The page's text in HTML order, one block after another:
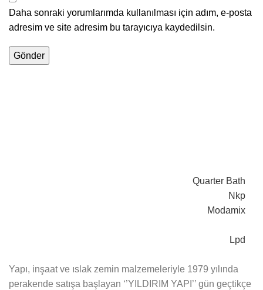
Daha sonraki yorumlarımda kullanılması için adım, e-posta
adresim ve site adresim bu tarayıcıya kaydedilsin.
Quarter Bath
Nkp
Modamix
Lpd
Yapı, inşaat ve ıslak zemin malzemeleriyle 1979 yılında
perakende satışa başlayan ‘’YILDIRIM YAPI’’ gün geçtikçe